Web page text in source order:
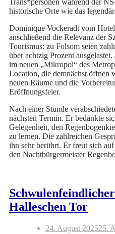
Trans*personen während der
historische Orte wie das
Dominique Vockeradt vom
anschließend die Relevanz der
Tourismus: zu Folsom seien
über achtzig Prozent
im neuen „Mikropol“ des
Location, die demnächst öffnen
neuen Räume und die
Eröffnungsfeier.
Nach einer Stunde
nächsten Termin. Er bedankte
Gelegenheit, den
zu lernen. Die zahlreichen
ihn sehr berührt. Er freut sich
den Nachtbürgermeister
Halleschen Tor
24. August 202525.